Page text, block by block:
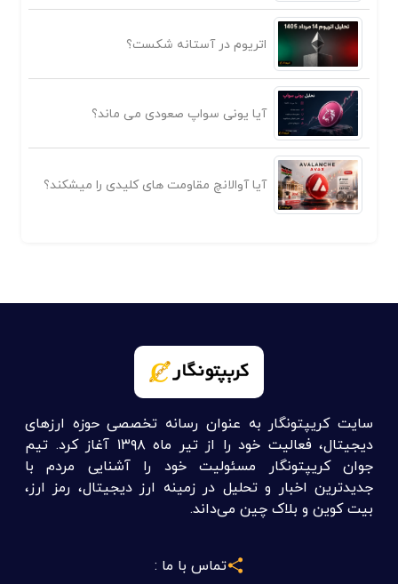
اتریوم در آستانه شکست؟
آیا یونی سواپ صعودی می ماند؟
آیا آوالانچ مقاومت های کلیدی را میشکند؟
سایت کریپتونگار به عنوان رسانه تخصصی حوزه ارزهای
دیجیتال، فعالیت خود را از تیر ماه ۱۳۹۸ آغاز کرد. تیم
جوان کریپتونگار مسئولیت خود را آشنایی مردم با
جدیدترین اخبار و تحلیل در زمینه ارز دیجیتال، رمز ارز،
بیت کوین و بلاک چین می‌داند.
تماس با ما :